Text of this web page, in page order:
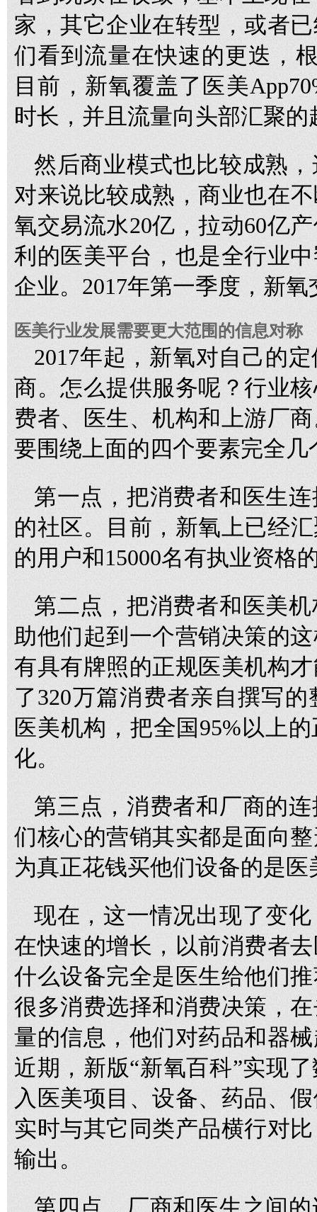
家，其它企业在转型，或者
们看到流量在快速的更迭，
目前，新氧覆盖了医美
时长，并且流量向头部汇聚
然后商业模式也比较成熟
对来说比较成熟，商业也在
氧交易流水20亿，拉动60亿
利的医美平台，也是全行业
企业。2017年第一季度，新
医美行业发展需要更大范围的信息对称
2017年起，新氧对自己的
商。怎么提供服务呢？行业
费者、医生、机构和上游厂
要围绕上面的四个要素完全几
第一点，把消费者和医生
的社区。目前，新氧上已经
的用户和15000名有执业资格
第二点，把消费者和医美
助他们起到一个营销决策的
有具有牌照的正规医美机构
了320万篇消费者亲自撰写
医美机构，把全国95%以上
化。
第三点，消费者和厂商的
们核心的营销其实都是面向
为真正花钱买他们设备的是医
现在，这一情况出现了变
在快速的增长，以前消费者
什么设备完全是医生给他们
很多消费选择和消费决策，
量的信息，他们对药品和器
近期，新版“新氧百科”实现
入医美项目、设备、药品、
实时与其它同类产品横行对
输出。